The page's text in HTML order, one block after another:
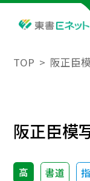
TOP 阪正臣
阪正臣模
高 書道